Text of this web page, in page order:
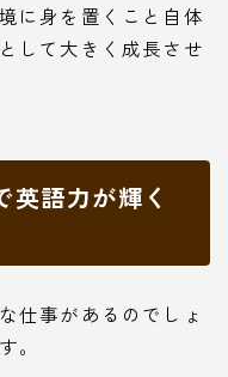
に身を置くこと自体
して大きく成長させ
英語力が輝く
仕事があるのでしょ
。